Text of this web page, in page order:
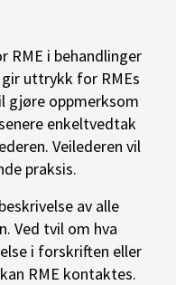
RME i behandlinger
gir uttrykk for RMEs
gjøre oppmerksom
enkeltvedtak
Veilederen vil
praksis.
av alle
Ved tvil om hva
i forskriften eller
RME kontaktes.